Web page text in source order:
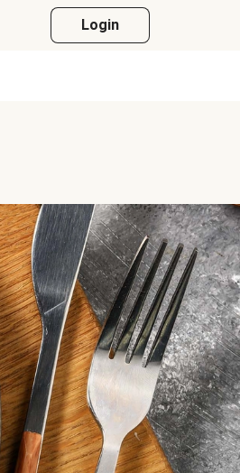
Login